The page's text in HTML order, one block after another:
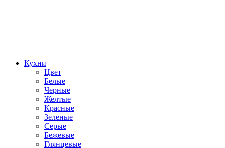
Кухни
Цвет
Белые
Черные
Желтые
Красные
Зеленые
Серые
Бежевые
Глянцевые